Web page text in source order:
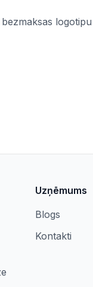
logotipu
Uzņēmums
Blogs
Kontakti